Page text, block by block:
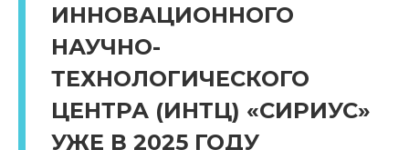
ИННОВАЦИОННОГО
НАУЧНО-
ТЕХНОЛОГИЧЕСКОГО
ЦЕНТРА (ИНТЦ) «СИРИУС»
УЖЕ В 2025 ГОДУ